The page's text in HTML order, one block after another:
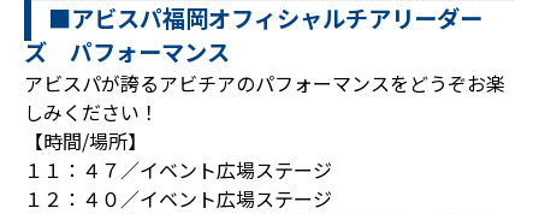
■アビスパ福岡オフィシャルチアリーダー
ズ パフォーマンス
アビスパが誇るアビチアのパフォーマンスをどうぞお楽
しみください！
【時間/場所】
１１：４７／イベント広場ステージ
１２：４０／イベント広場ステージ